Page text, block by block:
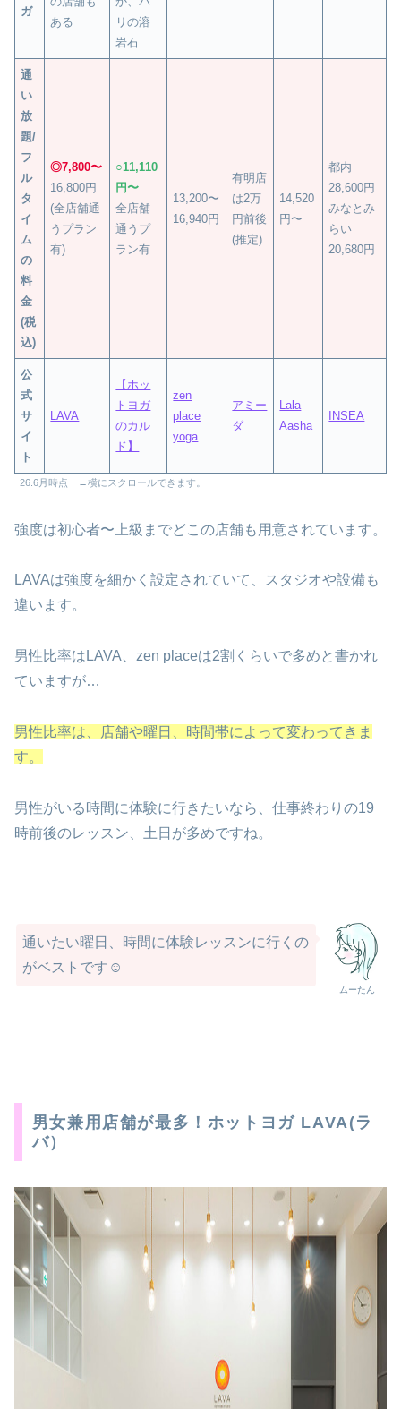
ガ
ある
リの溶
岩石
通
い
放
題/
フ
ル
タ
イ
ム
の
料
金
(税
込)
◎7,800〜
16,800円
(全店舗通
うプラン
有)
○11,110
円〜
全店舗
通うプ
ラン有
13,200〜
16,940円
有明店
は2万
円前後
(推定)
14,520
円〜
都内
28,600円
みなとみ
らい
20,680円
公
式
サ
イ
ト
LAVA
【ホッ
トヨガ
のカル
ド】
zen
place
yoga
アミー
ダ
Lala
Aasha
INSEA
26.6月時点 ←横にスクロールできます。
強度は初心者〜上級までどこの店舗も用意されています。
LAVAは強度を細かく設定されていて、スタジオや設備も
違います。
男性比率はLAVA、zen placeは2割くらいで多めと書かれ
ていますが…
男性比率は、店舗や曜日、時間帯によって変わってきま
す。
男性がいる時間に体験に行きたいなら、仕事終わりの19
時前後のレッスン、土日が多めですね。
ムーたん
通いたい曜日、時間に体験レッスンに行くの
がベストです☺︎
男女兼用店舗が最多！ホットヨガ LAVA(ラ
バ）